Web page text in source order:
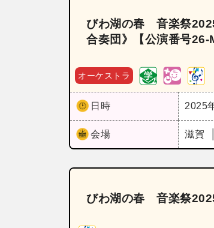
びわ湖の春 音楽祭
合奏団》【公演番号
オーケストラ
日時 2025
会場 滋賀
びわ湖の春 音楽祭